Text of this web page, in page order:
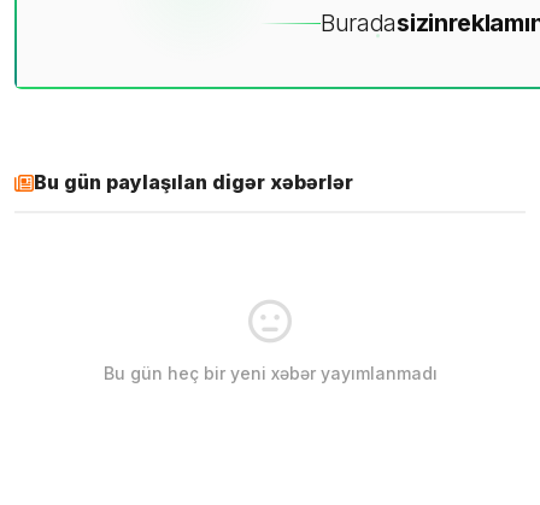
Buradasizin
Bu gün paylaşılan digər xəbərlər
Bu gün heç bir yeni xəbər yayımlanmadı